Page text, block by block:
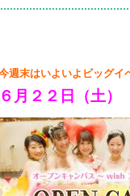
週末はいよいよビッグイ
６月２２日（土）